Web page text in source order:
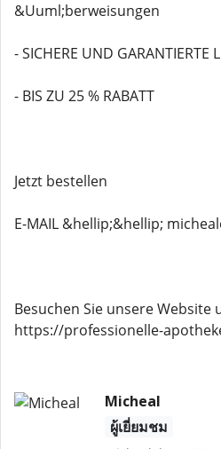
&Uuml;berweisungen
- SICHERE UND GARANTIERTE
- BIS ZU 25 % RABATT
Jetzt bestellen
E-MAIL &hellip;&hellip;
Besuchen Sie unsere Website
https://professionelle-
Micheal
ผู้เยี่ยมชม